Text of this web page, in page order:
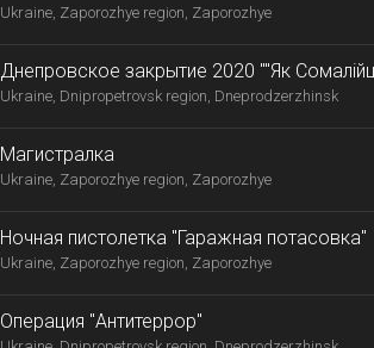
Ukraine, Zaporozhye region, Zaporozhye
Днепровское закрытие 2020 ""Як
Ukraine, Dnipropetrovsk region, Dneprodzerzhinsk
Магистралка
Ukraine, Zaporozhye region, Zaporozhye
Ночная пистолетка "Гаражная потасовка"
Ukraine, Zaporozhye region, Zaporozhye
Операция "Антитеррор"